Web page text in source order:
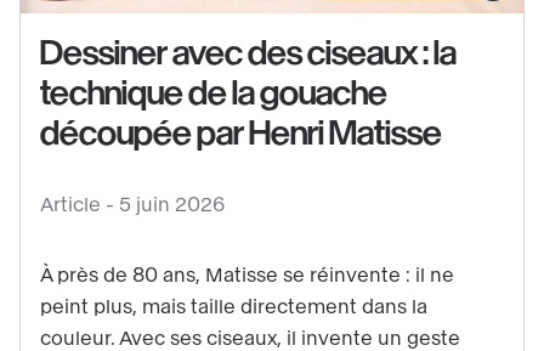
ciseaux
de
gouache
découpée
par
Dessiner avec des ciseaux : la
technique de la gouache
découpée par Henri Matisse
Article - 5 juin 2026
À près de 80 ans, Matisse se réinvente : il ne
peint plus, mais taille directement dans la
couleur. Avec ses ciseaux, il invente un geste